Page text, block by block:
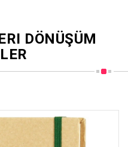
DÖNÜŞÜM